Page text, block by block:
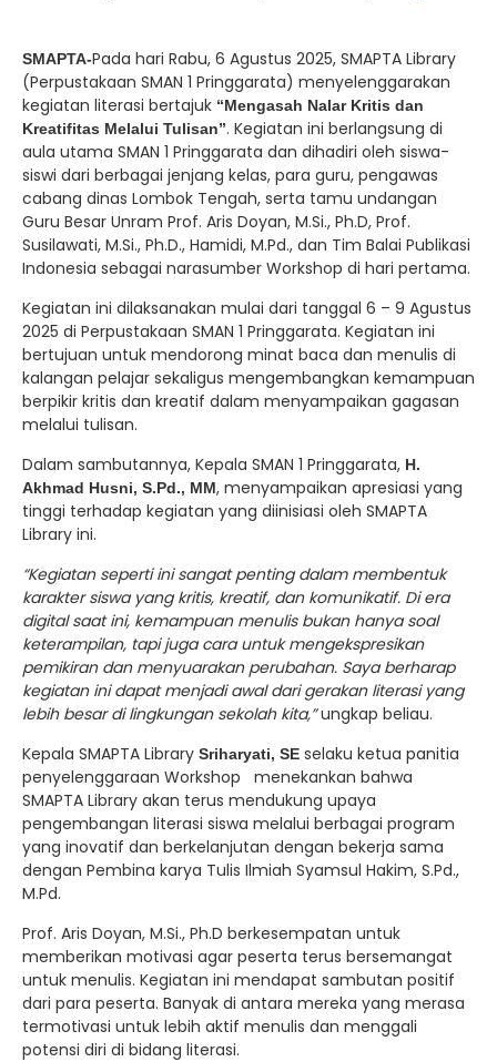
SMAPTA-Pada hari Rabu, 6 Agustus 2025, SMAPTA Library
(Perpustakaan SMAN 1 Pringgarata) menyelenggarakan
kegiatan literasi bertajuk “Mengasah Nalar Kritis dan
Kreatifitas Melalui Tulisan”. Kegiatan ini berlangsung di
aula utama SMAN 1 Pringgarata dan dihadiri oleh siswa-
siswi dari berbagai jenjang kelas, para guru, pengawas
cabang dinas Lombok Tengah, serta tamu undangan
Guru Besar Unram Prof. Aris Doyan, M.Si., Ph.D, Prof.
Susilawati, M.Si., Ph.D., Hamidi, M.Pd., dan Tim Balai Publikasi
Indonesia sebagai narasumber Workshop di hari pertama.
Kegiatan ini dilaksanakan mulai dari tanggal 6 – 9 Agustus
2025 di Perpustakaan SMAN 1 Pringgarata. Kegiatan ini
bertujuan untuk mendorong minat baca dan menulis di
kalangan pelajar sekaligus mengembangkan kemampuan
berpikir kritis dan kreatif dalam menyampaikan gagasan
melalui tulisan.
Dalam sambutannya, Kepala SMAN 1 Pringgarata, H.
Akhmad Husni, S.Pd., MM, menyampaikan apresiasi yang
tinggi terhadap kegiatan yang diinisiasi oleh SMAPTA
Library ini.
“Kegiatan seperti ini sangat penting dalam membentuk
karakter siswa yang kritis, kreatif, dan komunikatif. Di era
digital saat ini, kemampuan menulis bukan hanya soal
keterampilan, tapi juga cara untuk mengekspresikan
pemikiran dan menyuarakan perubahan. Saya berharap
kegiatan ini dapat menjadi awal dari gerakan literasi yang
lebih besar di lingkungan sekolah kita,”ungkap beliau.
Kepala SMAPTA Library Sriharyati, SE selaku ketua panitia
penyelenggaraan Workshop menekankan bahwa
SMAPTA Library akan terus mendukung upaya
pengembangan literasi siswa melalui berbagai program
yang inovatif dan berkelanjutan dengan bekerja sama
dengan Pembina karya Tulis Ilmiah Syamsul Hakim, S.Pd.,
M.Pd.
Prof. Aris Doyan, M.Si., Ph.D berkesempatan untuk
memberikan motivasi agar peserta terus bersemangat
untuk menulis. Kegiatan ini mendapat sambutan positif
dari para peserta. Banyak di antara mereka yang merasa
termotivasi untuk lebih aktif menulis dan menggali
potensi diri di bidang literasi.